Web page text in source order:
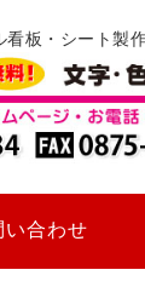
板・シート製
い合わせ